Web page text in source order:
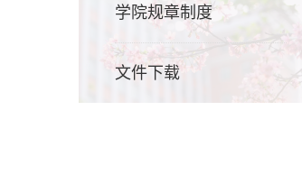
学院规章制度
文件下载